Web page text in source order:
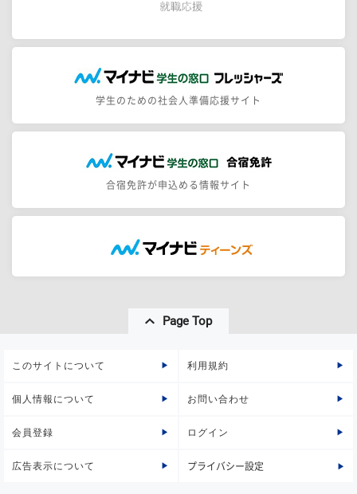
学生のための社会人準備応援サイト
合宿免許が申込める情報サイト
Page Top
このサイトについて 利用規約
個人情報について お問い合わせ
会員登録 ログイン
広告表示について プライバシー設定